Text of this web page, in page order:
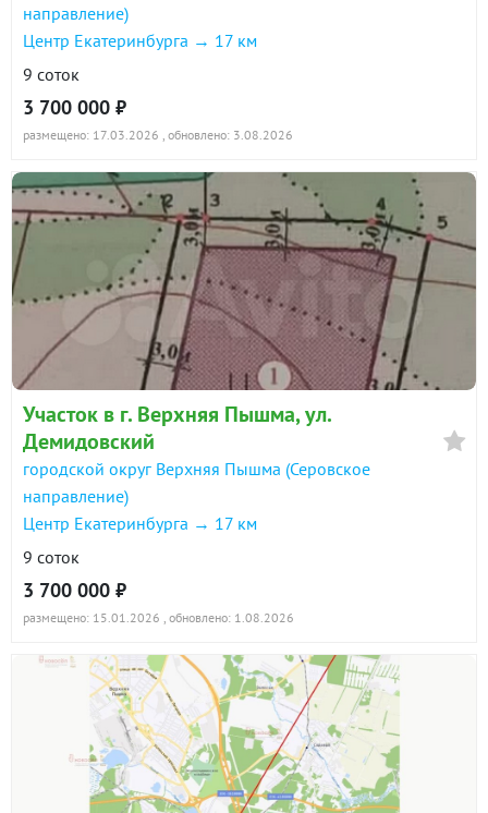
направление)
Центр Екатеринбурга → 17 км
9 соток
3 700 000 ₽
размещено: 17.03.2026 , обновлено: 3.08.2026
Участок в г. Верхняя Пышма, ул.
Демидовский
городской округ Верхняя Пышма (Серовское
направление)
Центр Екатеринбурга → 17 км
9 соток
3 700 000 ₽
размещено: 15.01.2026 , обновлено: 1.08.2026